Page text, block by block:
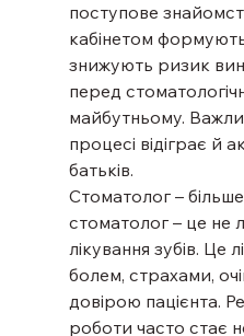
поступове
кабінетом
знижують ризик
перед
майбутньому.
процесі відіграє й
батьків.
Стоматолог –
стоматолог – це не
лікування зубів. Це
болем, страхами,
довірою пацієнта.
роботи часто стає